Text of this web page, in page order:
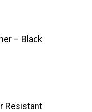
– Black
Resistant